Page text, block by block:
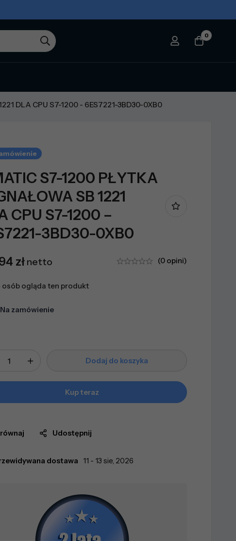
0
DLA CPU S7-1200 - 6ES7221-3BD30-0XB0
S7-1200 PŁYTKA
SB 1221
CPU S7-1200 –
3BD30-0XB0
zł netto (0 opini)
osób ogląda ten produkt
Na zamówienie
Dodaj do koszyka
Kup teraz
Udostępnij
dostawa 11 - 13 sie, 2026